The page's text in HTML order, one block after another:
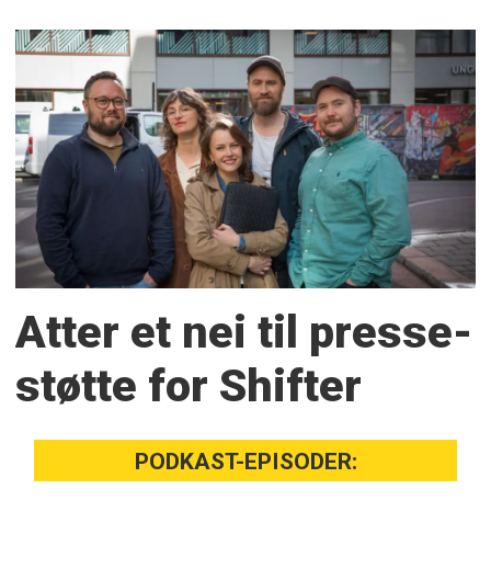
Atter et nei til presse­
støtte for Shifter
PODKAST-EPISODER: